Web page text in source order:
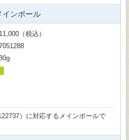
インポール
（税込）
）に対応するメインポールで